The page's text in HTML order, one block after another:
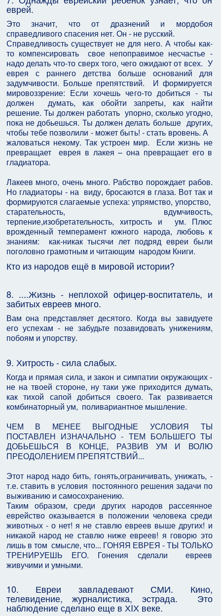
еврей.
Это значит, что от дразнений и мордобоя
справедливого спасения нет. Он - не русский.
Справедливость существует не для него. А чтобы как-
то компенсировать свое непоправимое несчастье -
надо делать что-то сверх того, чего ожидают от всех. У
еврея с раннего детства больше оснований для
задумчивости. Больше препятствий. И формируется
мировоззрение: Если хочешь чего-то добиться - ты
должен думать, как обойти запреты, как найти
решение. Ты должен работать упорно, сколько угодно,
пока не добьешься. Ты должен делать больше других,
чтобы тебе позволили - может быть! - стать вровень. А
жаловаться некому. Так устроен мир. Если жизнь не
превращает еврея в лакея – она превращает его в
гладиатора.
Лакеев много, очень много. Рабство порождает рабов.
Но гладиаторы - на виду, бросаются в глаза. Вот так и
формируются слагаемые успеха: упрямство, упорство,
старательность, вдумчивость,
терпение,изобретательность, хитрость и ум. Плюс
врожденный темперамент южного народа, любовь к
знаниям: как-никак тысячи лет подряд евреи были
поголовно грамотным и читающим народом Книги.
Кто из народов ещё в мировой истории?
8. ....Жизнь - неплохой офицер-воспитатель, и
забитых евреев много.
Вам она представляет десятого. Когда вы завидуете
его успехам - не забудьте позавидовать унижениям,
побоям и упорству.
9. Хитрость - сила слабых.
Когда и прямая сила, и закон и симпатии окружающих -
не на твоей стороне, ну таки уже приходится думать,
как тихой сапой добиться своего. Так развивается
комбинаторный ум, поливариантное мышление.
ЧЕМ В МЕНЕЕ ВЫГОДНЫЕ УСЛОВИЯ ТЫ
ПОСТАВЛЕН ИЗНАЧАЛЬНО - ТЕМ БОЛЬШЕГО ТЫ
ДОБЬЕШЬСЯ В КОНЦЕ, РАЗВИВ УМ И ВОЛЮ
ПРЕОДОЛЕНИЕМ ПРЕПЯТСТВИЙ...
Этот народ надо бить, гонять,ограничивать, унижать, -
т.е. ставить в условия постоянного решения задачи по
выживанию и самосохранению.
Таким образом, среди других народов рассеянное
еврейство оказывается в положении человека среди
животных - о нет! я не ставлю евреев выше других! и
никакой народ не ставлю ниже евреев! я говорю это
лишь в том смысле, что... ГОНЯЯ ЕВРЕЯ - ТЫ ТОЛЬКО
ТРЕНИРУЕШЬ ЕГО. Гонения сделали евреев
живучими и умными.
10. Евреи завладевают СМИ. Кино,
телевидение, журналистика, эстрада. Это
наблюдение сделано еще в ХIХ веке.